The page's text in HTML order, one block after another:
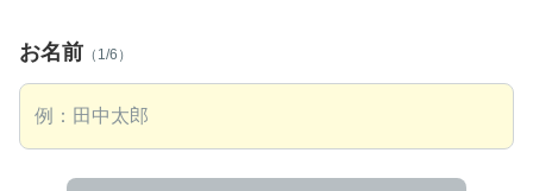
お名前 （1/6）